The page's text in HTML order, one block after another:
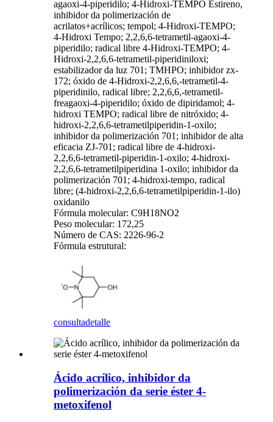
agaoxi-4-piperidilo; 4-Hidroxi-TEMPO Estireno,
inhibidor da polimerización de
acrilatos+acrílicos; tempol; 4-Hidroxi-TEMPO;
4-Hidroxi Tempo; 2,2,6,6-tetrametil-agaoxi-4-
piperidilo; radical libre 4-Hidroxi-TEMPO; 4-
Hidroxi-2,2,6,6-tetrametil-piperidiniloxi;
estabilizador da luz 701; TMHPO; inhibidor zx-
172; óxido de 4-Hidroxi-2,2,6,6,-tetrametil-4-
piperidinilo, radical libre; 2,2,6,6,-tetrametil-
freagaoxi-4-piperidilo; óxido de dipiridamol; 4-
hidroxi TEMPO; radical libre de nitróxido; 4-
hidroxi-2,2,6,6-tetrametilpiperidin-1-oxilo;
inhibidor da polimerización 701; inhibidor de alta
eficacia ZJ-701; radical libre de 4-hidroxi-
2,2,6,6-tetrametil-piperidin-1-oxilo; 4-hidroxi-
2,2,6,6-tetrametilpiperidina 1-oxilo; inhibidor da
polimerización 701; 4-hidroxi-tempo, radical
libre; (4-hidroxi-2,2,6,6-tetrametilpiperidin-1-ilo)
oxidanilo
Fórmula molecular: C9H18NO2
Peso molecular: 172,25
Número de CAS: 2226-96-2
Fórmula estrutural:
consultadetalle
Ácido acrílico, inhibidor da
polimerización da serie éster 4-
metoxifenol